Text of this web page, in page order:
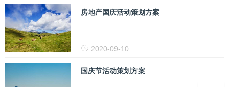
房地产国庆活动策划方案
2020-09-10
国庆节活动策划方案